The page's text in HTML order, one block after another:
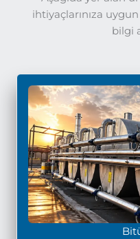
ihtiyaçlarınıza
bilgi